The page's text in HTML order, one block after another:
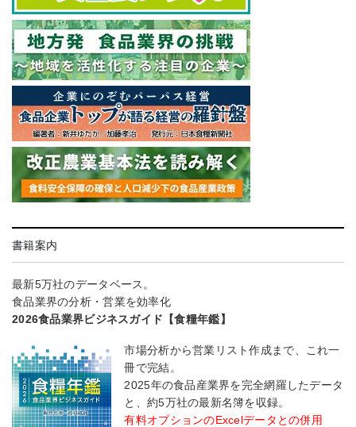
書籍案内
最新5万社のデータベース。
食品業界の分析・営業を効率化
2026食品業界ビジネスガイド【食糧年鑑】
市場分析から営業リスト作成まで、これ一
冊で完結。
2025年の食品産業界を完全網羅したデータ
と、約5万社の最新名簿を収録。
有料オプションのExcelデータとの併用